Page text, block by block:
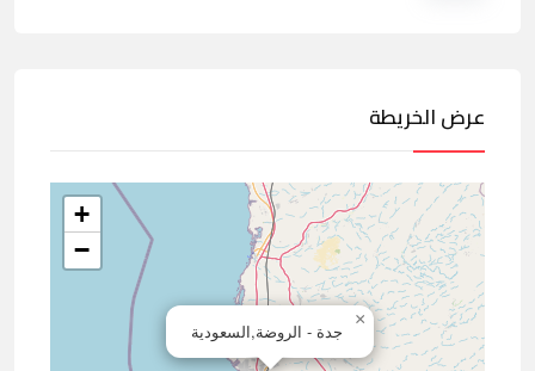
عرض الخريطة
جدة - الروضة,السعودية
×
+
−